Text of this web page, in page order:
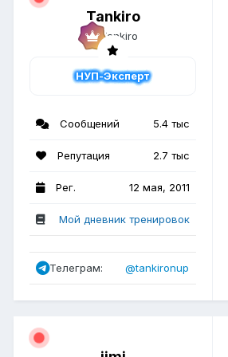
Tankiro
НУП-Эксперт
Сообщений 5.4 тыс
Репутация 2.7 тыс
Рег. 12 мая, 2011
Мой дневник тренировок
Телеграм: @tankironup